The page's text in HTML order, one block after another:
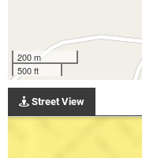
200 m
500 ft
Street View